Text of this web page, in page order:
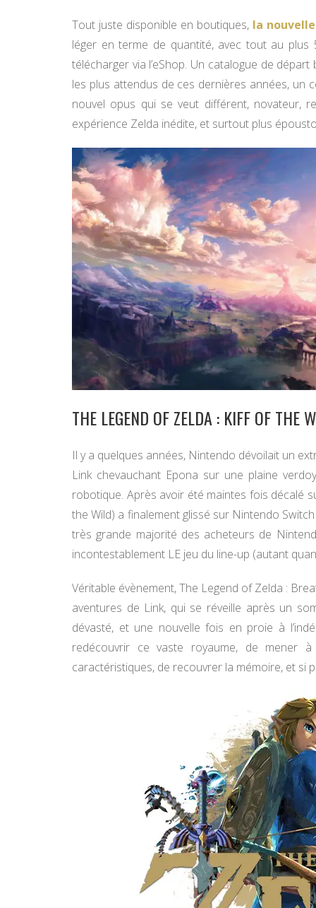
Tout juste disponible en boutiques, la
léger en terme de quantité, avec tout au
télécharger via l’eShop. Un catalogue de
les plus attendus de ces dernières années, un
nouvel opus qui se veut différent, novateur,
expérience Zelda inédite, et surtout plus
THE LEGEND OF ZELDA : KIFF OF THE
Il y a quelques années, Nintendo dévoilait un
Link chevauchant Epona sur une plaine
robotique. Après avoir été maintes fois décalé
the Wild) a finalement glissé sur Nintendo
très grande majorité des acheteurs de
incontestablement LE jeu du line-up (autant
Véritable évènement, The Legend of Zelda :
aventures de Link, qui se réveille après un
dévasté, et une nouvelle fois en proie à
redécouvrir ce vaste royaume, de mener
caractéristiques, de recouvrer la mémoire, et si